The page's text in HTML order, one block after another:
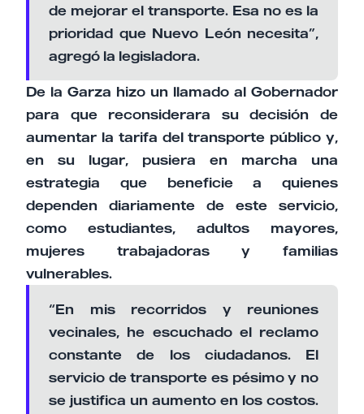
de mejorar el transporte. Esa no es la
prioridad que Nuevo León necesita”,
agregó la legisladora.
De la Garza hizo un llamado al Gobernador
para que reconsiderara su decisión de
aumentar la tarifa del transporte público y,
en su lugar, pusiera en marcha una
estrategia que beneficie a quienes
dependen diariamente de este servicio,
como estudiantes, adultos mayores,
mujeres trabajadoras y familias
vulnerables.
“En mis recorridos y reuniones
vecinales, he escuchado el reclamo
constante de los ciudadanos. El
servicio de transporte es pésimo y no
se justifica un aumento en los costos.